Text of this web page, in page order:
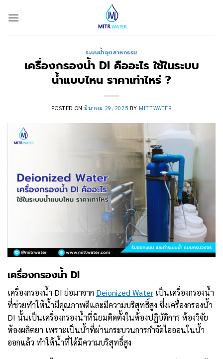
ระบบน้ำอุตสาหกรรม
เครื่องกรองน้ำ DI คืออะไร ใช้ในระบบ
น้ำแบบไหน ราคาเท่าไหร่ ?
POSTED ONมีนาคม 29, 2025 BY MITTWATER
เครื่องกรองน้ำ DI
เครื่องกรองน้ำ DI ย่อมาจาก Deionized Water เป็นเครื่องกรองน้ำ
ที่ช่วยทำให้น้ำมีคุณภาพดีและมีความบริสุทธิ์สูง ซึ่งเครื่องกรองน้ำ
DI นั้นเป็นเครื่องกรองน้ำที่นิยมติดตั้งในห้องปฏิบัติการ ห้องวิจัย
ห้องผลิตยา เพราะเป็นน้ำที่ผ่านกระบวนการกำจัดไอออนในน้ำ
ออกแล้ว ทำให้น้ำที่ได้มีความบริสุทธิ์สูง